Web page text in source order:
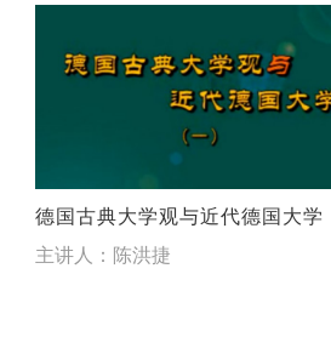
德国古典大学观与近代德国大学
主讲人：陈洪捷